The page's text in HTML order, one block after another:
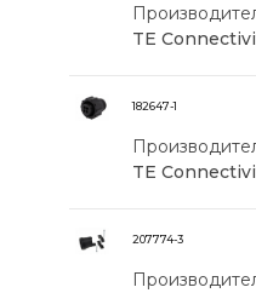
TE
182647-1
TE
207774-3